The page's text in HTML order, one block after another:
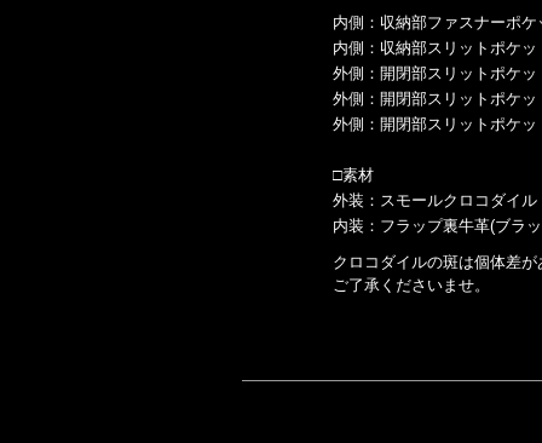
内側：収納部ファスナーポ
内側：収納部スリットポケ
外側：開閉部スリットポ
外側：開閉部スリットポ
外側：開閉部スリットポ
□素材
外装：スモールクロコダイル
内装：フラップ裏牛革(ブ
クロコダイルの斑は個体差
ご了承くださいませ。